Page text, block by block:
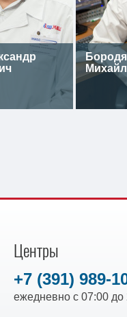
Центры
+7 (391) 989-
ежедневно с 07:00 до